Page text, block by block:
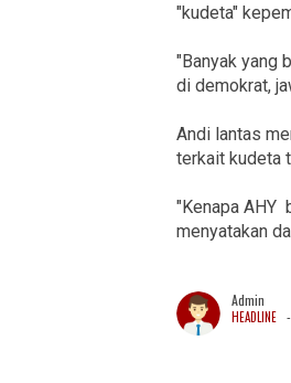
"kudeta"
"Banyak yang
di demokrat,
Andi lantas
terkait kudeta
"Kenapa AHY
menyatakan
Admin
HEADLINE -